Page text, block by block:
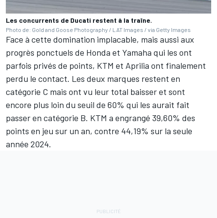
Les concurrents de Ducati restent à la traîne.
Photo de: Gold and Goose Photography / LAT Images / via Getty Images
Face à cette domination implacable, mais aussi aux
progrès ponctuels de Honda et Yamaha qui les ont
parfois privés de points, KTM et Aprilia ont finalement
perdu le contact. Les deux marques restent en
catégorie C mais ont vu leur total baisser et sont
encore plus loin du seuil de 60% qui les aurait fait
passer en catégorie B. KTM a engrangé 39,60% des
points en jeu sur un an, contre 44,19% sur la seule
année 2024.